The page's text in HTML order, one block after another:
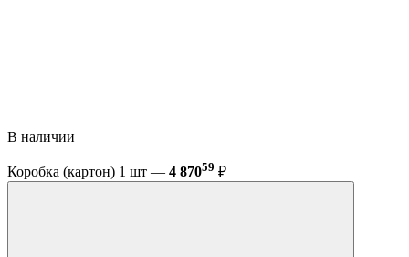
В наличии
Коробка (картон) 1 шт — 4 87059 ₽